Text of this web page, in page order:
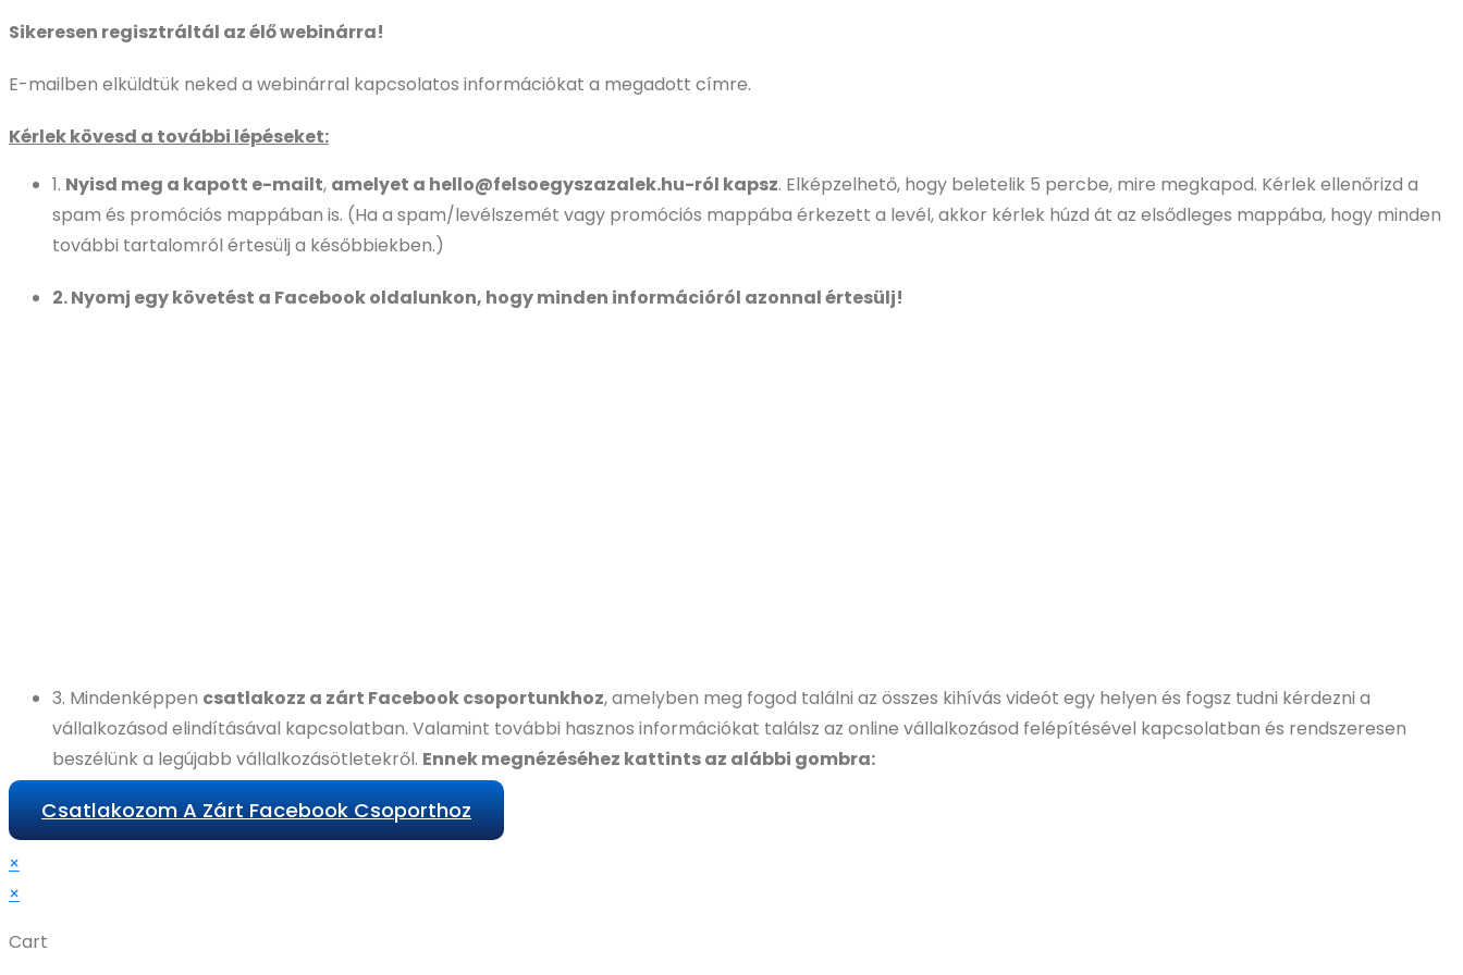
Skip
content
Sikeresen regisztráltál az élő webinárra!
E-mailben elküldtük neked a webinárral kapcsolatos információkat a megadott címre.
Kérlek kövesd a további lépéseket:
1. Nyisd meg a kapott e-mailt, amelyet a hello@felsoegyszazalek.hu-ról kapsz. Elképzelhető, hogy beletelik 5 percbe, mire megkapod. Kérlek ellenőrizd a
spam és promóciós mappában is. (Ha a spam/levélszemét vagy promóciós mappába érkezett a levél, akkor kérlek húzd át az elsődleges mappába, hogy minden
további tartalomról értesülj a későbbiekben.)
2. Nyomj egy követést a Facebook oldalunkon, hogy minden információról azonnal értesülj!
3. Mindenképpen csatlakozz a zárt Facebook csoportunkhoz, amelyben meg fogod találni az összes kihívás videót egy helyen és fogsz tudni kérdezni a
vállalkozásod elindításával kapcsolatban. Valamint további hasznos információkat találsz az online vállalkozásod felépítésével kapcsolatban és rendszeresen
beszélünk a legújabb vállalkozásötletekről. Ennek megnézéséhez kattints az alábbi gombra:
Csatlakozom A Zárt Facebook Csoporthoz
×
×
Cart